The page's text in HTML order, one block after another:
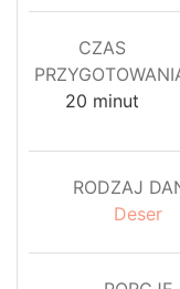
CZAS
20minuty
minut
RODZAJ
Deser